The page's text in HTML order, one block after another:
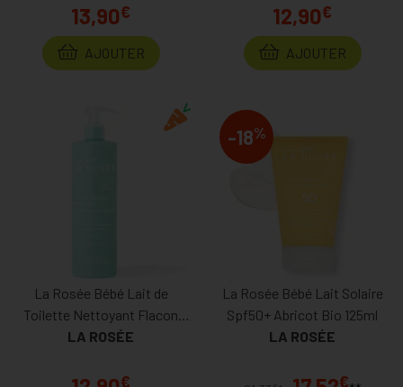
13,90€
AJOUTER
12,90€
AJOUTER
La Rosée Bébé Lait de
Toilette Nettoyant Flacon
Pompe 400ml
LA ROSÉE
€
-18%
La Rosée Bébé Lait Solaire
Spf50+ Abricot Bio 125ml
LA ROSÉE
€